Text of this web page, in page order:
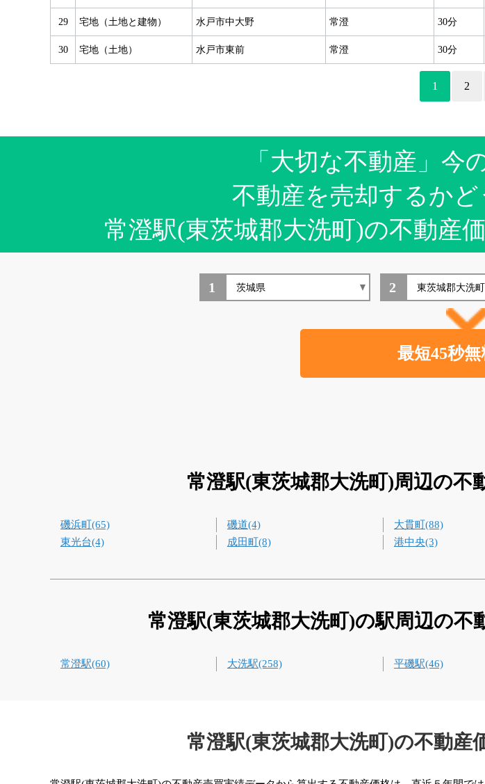
29 宅地（土地と建物） 水戸市中大野 常澄 30分
30 宅地（土地） 水戸市東前 常澄 30分
1 2
「大切な不動産」今
不動産を売却するか
常澄駅(東茨城郡大洗町)の不動産
1 2
常澄駅(東茨城郡大洗町)周辺の不
磯浜町(65) 磯道(4) 大貫町(88)
東光台(4)
成田町(8) 港中央(3)
常澄駅(東茨城郡大洗町)の駅周辺の不
常澄駅(60) 大洗駅(258) 平磯駅(46)
常澄駅(東茨城郡大洗町)の不動産